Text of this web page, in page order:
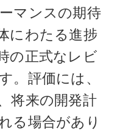
マンスの期待
にわたる進捗
の正式なレビ
。評価には、
将来の開発計
る場合があり